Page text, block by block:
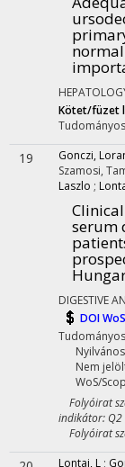
Kötet/füzet
Tudományos
19 Gonczi,
Szamosi,
Laszlo ;
serum
DIGESTIVE
DOIWoS
Tudományos
Nem
WoS/
Folyóirat
indikátor: Q2
Folyóirat
Lontai, L ;